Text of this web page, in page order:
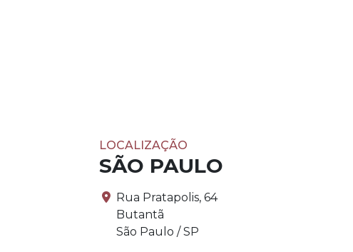
LOCALIZAÇÃO
SÃO PAULO
Rua Pratapolis, 64
Butantã
São Paulo / SP